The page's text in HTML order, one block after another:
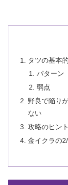
タツの基本
パターン
弱点
野良で陥り
ない
攻略のヒン
金イクラの